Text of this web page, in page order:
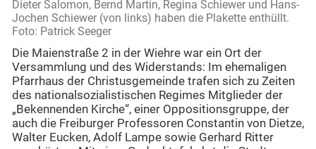
Dieter Salomon, Bernd Martin, Regina Schiewer und Hans-
Jochen Schiewer (von links) haben die Plakette enthüllt.
Foto: Patrick Seeger
Die Maienstraße 2 in der Wiehre war ein Ort der
Versammlung und des Widerstands: Im ehemaligen
Pfarrhaus der Christusgemeinde trafen sich zu Zeiten
des nationalsozialistischen Regimes Mitglieder der
„Bekennenden Kirche“, einer Oppositionsgruppe, der
auch die Freiburger Professoren Constantin von Dietze,
Walter Eucken, Adolf Lampe sowie Gerhard Ritter